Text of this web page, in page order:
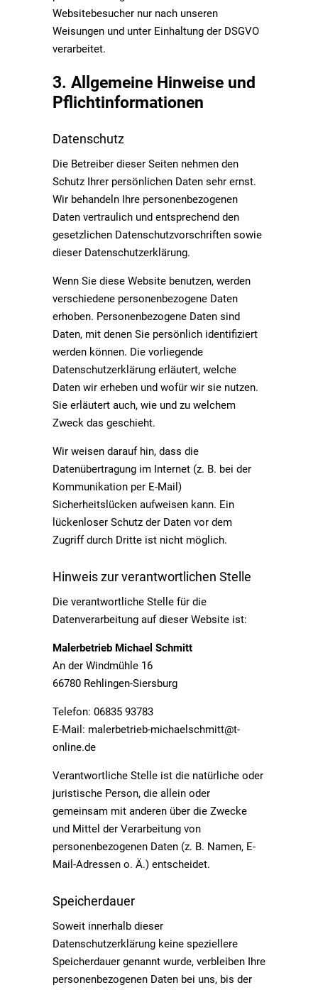
Websitebesucher nur nach unseren
Weisungen und unter Einhaltung der DSGVO
verarbeitet.
3. Allgemeine Hinweise und
Pflicht­informationen
Datenschutz
Die Betreiber dieser Seiten nehmen den
Schutz Ihrer persönlichen Daten sehr ernst.
Wir behandeln Ihre personenbezogenen
Daten vertraulich und entsprechend den
gesetzlichen Datenschutzvorschriften sowie
dieser Datenschutzerklärung.
Wenn Sie diese Website benutzen, werden
verschiedene personenbezogene Daten
erhoben. Personenbezogene Daten sind
Daten, mit denen Sie persönlich identifiziert
werden können. Die vorliegende
Datenschutzerklärung erläutert, welche
Daten wir erheben und wofür wir sie nutzen.
Sie erläutert auch, wie und zu welchem
Zweck das geschieht.
Wir weisen darauf hin, dass die
Datenübertragung im Internet (z. B. bei der
Kommunikation per E-Mail)
Sicherheitslücken aufweisen kann. Ein
lückenloser Schutz der Daten vor dem
Zugriff durch Dritte ist nicht möglich.
Hinweis zur verantwortlichen Stelle
Die verantwortliche Stelle für die
Datenverarbeitung auf dieser Website ist:
Malerbetrieb Michael Schmitt
An der Windmühle 16
66780 Rehlingen-Siersburg
Telefon: 06835 93783
E-Mail: malerbetrieb-michaelschmitt@t-
online.de
Verantwortliche Stelle ist die natürliche oder
juristische Person, die allein oder
gemeinsam mit anderen über die Zwecke
und Mittel der Verarbeitung von
personenbezogenen Daten (z. B. Namen, E-
Mail-Adressen o. Ä.) entscheidet.
Speicherdauer
Soweit innerhalb dieser
Datenschutzerklärung keine speziellere
Speicherdauer genannt wurde, verbleiben Ihre
personenbezogenen Daten bei uns, bis der